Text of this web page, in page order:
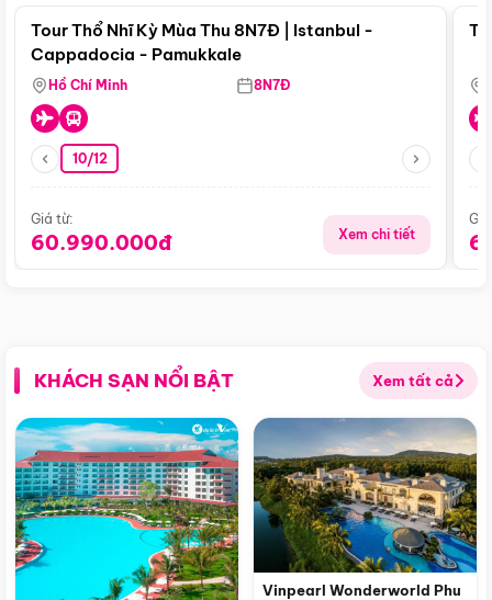
Tour Thổ Nhĩ Kỳ Mùa Thu 8N7Đ | Istanbul -
Cappadocia - Pamukkale
Hồ Chí Minh 8N7Đ
10/12
Giá từ:
60.990.000đ Xem chi tiết
KHÁCH SẠN NỔI BẬT Xem tất cả
Vinpearl Wonderworld Phu